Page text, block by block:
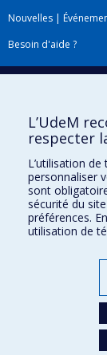
Nouvelles |
Besoin d'aide ?
Plan du site|
Téléchargez les
L’UdeM
respecter
L’utilisation
personnaliser
sont
sécurité du
préférences.
utilisation de